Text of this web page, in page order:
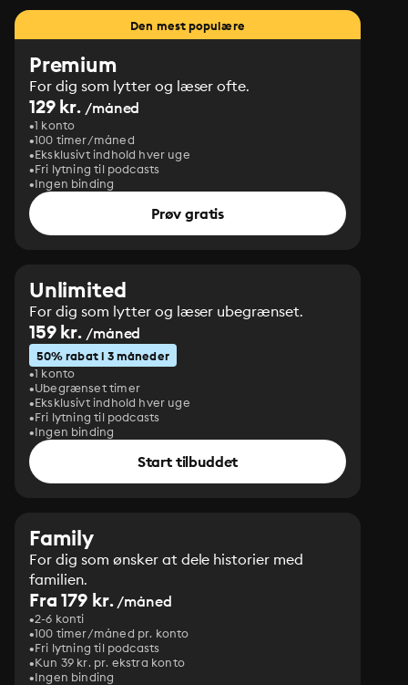
Den mest populære
Premium
For dig som lytter og læser ofte.
129 kr. /måned
1 konto
100 timer/måned
Eksklusivt indhold hver uge
Fri lytning til podcasts
Ingen binding
Prøv gratis
Unlimited
For dig som lytter og læser ubegrænset.
159 kr. /måned
50% rabat i 3 måneder
1 konto
Ubegrænset timer
Eksklusivt indhold hver uge
Fri lytning til podcasts
Ingen binding
Start tilbuddet
Family
For dig som ønsker at dele historier med
familien.
Fra 179 kr./måned
2-6 konti
100 timer/måned pr. konto
Fri lytning til podcasts
Kun 39 kr. pr. ekstra konto
Ingen binding